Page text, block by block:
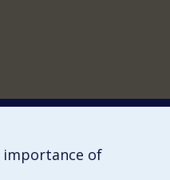
importance of